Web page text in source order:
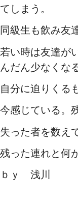
てしまう。
同級生も飲み友
若い時は友達が
んだん少なくな
自分に迫りくる
今感じている。
失った者を数え
残った連れと何
ｂｙ 浅川